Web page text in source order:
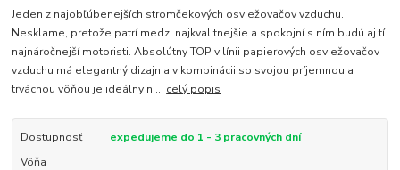
Jeden z najobľúbenejších stromčekových osviežovačov vzduchu.
Nesklame, pretože patrí medzi najkvalitnejšie a spokojní s ním budú aj tí
najnáročnejší motoristi. Absolútny TOP v línii papierových osviežovačov
vzduchu má elegantný dizajn a v kombinácii so svojou príjemnou a
trvácnou vôňou je ideálny ni... celý popis
Dostupnosť
expedujeme do 1 - 3 pracovných dní
Vôňa